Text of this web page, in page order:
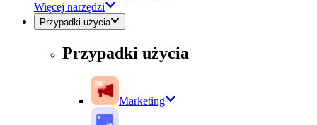
Więcej narzędzi
Przypadki użycia
Przypadki użycia
Marketing